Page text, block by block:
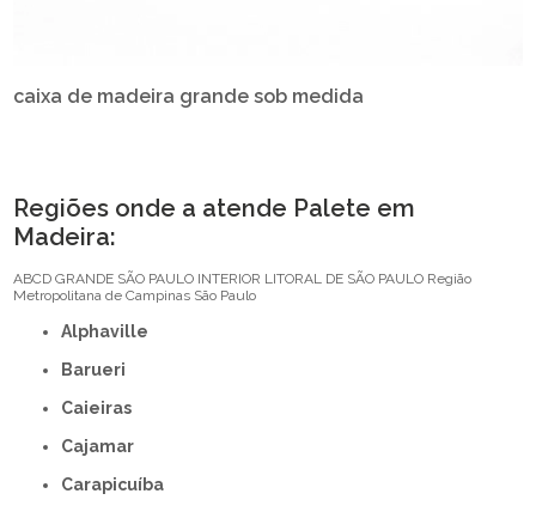
caixa de madeira grande sob medida
Regiões onde a atende Palete em
Madeira:
ABCD GRANDE SÃO PAULO INTERIOR LITORAL DE SÃO PAULO Região
Metropolitana de Campinas São Paulo
Alphaville
Barueri
Caieiras
Cajamar
Carapicuíba